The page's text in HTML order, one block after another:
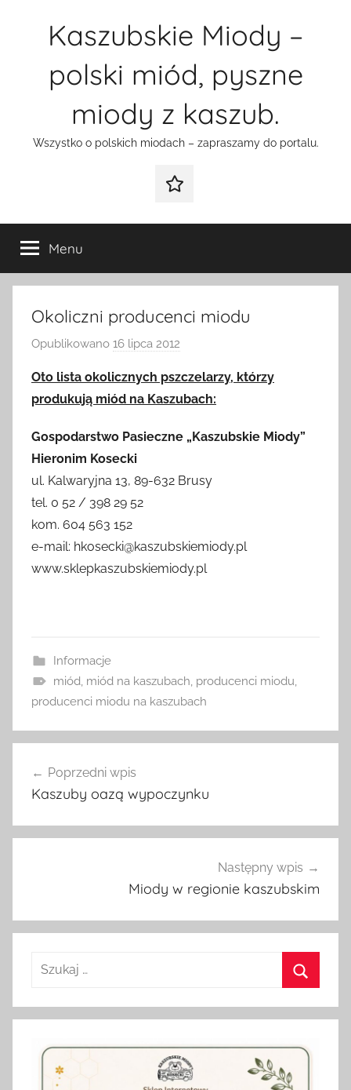
Kaszubskie Miody –
polski miód, pyszne
miody z kaszub.
Wszystko o polskich miodach – zapraszamy do portalu.
Galeria
Menu
Okoliczni producenci miodu
Opublikowano 16 lipca 2012
z
e
m
Oto lista okolicznych pszczelarzy, którzy
produkują miód na Kaszubach:
Gospodarstwo Pasieczne „Kaszubskie Miody”
Hieronim Kosecki
ul. Kalwaryjna 13, 89-632 Brusy
tel. 0 52 / 398 29 52
kom. 604 563 152
e-mail: hkosecki@kaszubskiemiody.pl
www.sklepkaszubskiemiody.pl
Informacje
miód, miód na kaszubach, producenci miodu,
producenci miodu na kaszubach
wpisu
Poprzedni wpis
Kaszuby oazą wypoczynku
Następny wpis
Miody w regionie kaszubskim
Szukaj: